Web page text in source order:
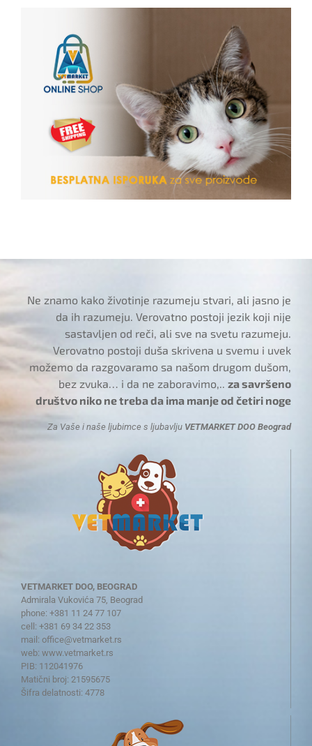
Ne znamo kako životinje razumeju stvari, ali jasno je
da ih razumeju. Verovatno postoji jezik koji nije
sastavljen od reči, ali sve na svetu razumeju.
Verovatno postoji duša skrivena u svemu i uvek
možemo da razgovaramo sa našom drugom dušom,
bez zvuka… i da ne zaboravimo,..za savršeno
društvo niko ne treba da ima manje od četiri noge
Za Vaše i naše ljubimce s ljubavlju VETMARKET DOO Beograd
VETMARKET DOO, BEOGRAD
Admirala Vukovića 75, Beograd
phone: +381 11 24 77 107
cell: +381 69 34 22 353
mail: office@vetmarket.rs
web: www.vetmarket.rs
PIB: 112041976
Matični broj: 21595675
Šifra delatnosti: 4778